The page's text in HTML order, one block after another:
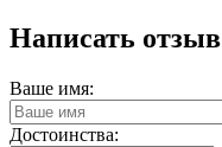
Написать отзыв
Ваше имя:
Достоинства: